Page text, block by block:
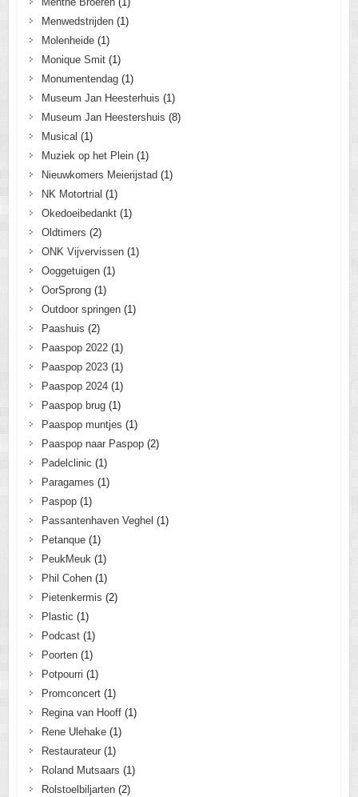
Menwedstrijden(1)
Molenheide(1)
Monique Smit(1)
Monumentendag(1)
Museum Jan Heesterhuis (1)
Museum Jan Heestershuis (8)
Musical (1)
Muziek op het Plein(1)
Nieuwkomers Meierijstad (1)
NK Motortrial (1)
Okedoeibedankt(1)
Oldtimers (2)
ONK Vijvervissen(1)
Ooggetuigen(1)
OorSprong(1)
Outdoor springen(1)
Paashuis (2)
Paaspop 2022(1)
Paaspop 2023(1)
Paaspop 2024(1)
Paaspop brug(1)
Paaspop muntjes (1)
Paaspop naar Paspop(2)
Padelclinic (1)
Paragames (1)
Paspop(1)
Passantenhaven Veghel (1)
Petanque(1)
PeukMeuk(1)
Phil Cohen(1)
Pietenkermis (2)
Plastic (1)
Podcast(1)
Poorten(1)
Potpourri (1)
Promconcert(1)
Regina van Hooff(1)
Rene Ulehake(1)
Restaurateur(1)
Roland Mutsaars (1)
Rolstoelbiljarten(2)